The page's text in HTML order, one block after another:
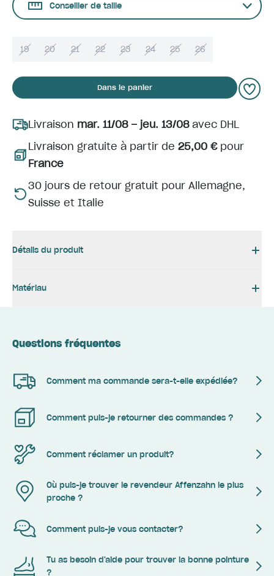
Conseiller de taille
19 20 21 22 23 24 25 26
Dans le panier
Livraison mar. 11/08 – jeu. 13/08avec DHL
Livraison gratuite à partir de 25,00 €pour
France
30 jours de retour gratuit pour Allemagne,
Suisse et Italie
Détails du produit
Matériau
Questions fréquentes
Comment ma commande sera-t-elle expédiée?
Comment puis-je retourner des commandes ?
Comment réclamer un produit?
Où puis-je trouver le revendeur Affenzahn le plus
proche ?
Comment puis-je vous contacter?
Tu as besoin d'aide pour trouver la bonne pointure
?